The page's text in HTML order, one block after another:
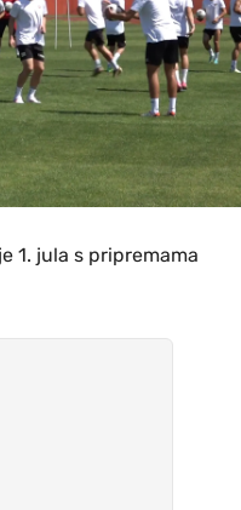
1. jula s pripremama